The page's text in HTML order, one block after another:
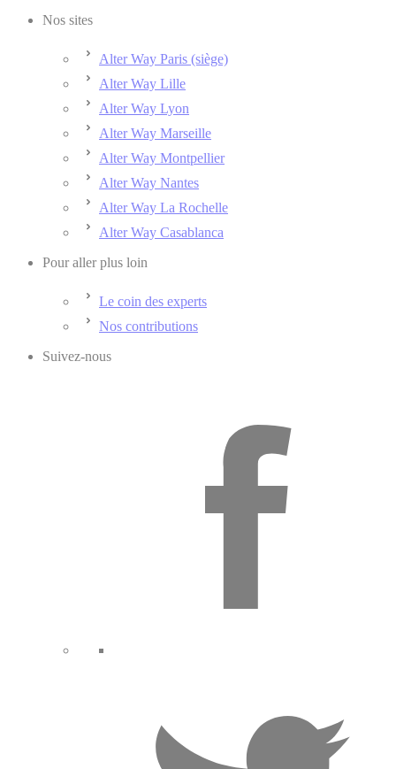
Nos sites
Alter Way Paris (siège)
Alter Way Lille
Alter Way Lyon
Alter Way Marseille
Alter Way Montpellier
Alter Way Nantes
Alter Way La Rochelle
Alter Way Casablanca
Pour aller plus loin
Le coin des experts
Nos contributions
Suivez-nous